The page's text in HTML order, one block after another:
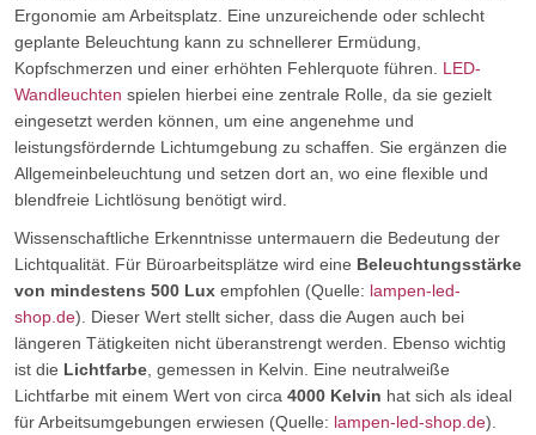
Ergonomie am Arbeitsplatz. Eine unzureichende oder schlecht
geplante Beleuchtung kann zu schnellerer Ermüdung,
Kopfschmerzen und einer erhöhten Fehlerquote führen. LED-
Wandleuchten spielen hierbei eine zentrale Rolle, da sie gezielt
eingesetzt werden können, um eine angenehme und
leistungsfördernde Lichtumgebung zu schaffen. Sie ergänzen die
Allgemeinbeleuchtung und setzen dort an, wo eine flexible und
blendfreie Lichtlösung benötigt wird.
Wissenschaftliche Erkenntnisse untermauern die Bedeutung der
Lichtqualität. Für Büroarbeitsplätze wird eine Beleuchtungsstärke
von mindestens 500 Lux empfohlen (Quelle: lampen-led-
shop.de). Dieser Wert stellt sicher, dass die Augen auch bei
längeren Tätigkeiten nicht überanstrengt werden. Ebenso wichtig
ist die Lichtfarbe , gemessen in Kelvin. Eine neutralweiße
Lichtfarbe mit einem Wert von circa 4000 Kelvin hat sich als ideal
für Arbeitsumgebungen erwiesen (Quelle: lampen-led-shop.de).